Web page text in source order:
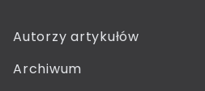
Autorzy artykułów
Archiwum